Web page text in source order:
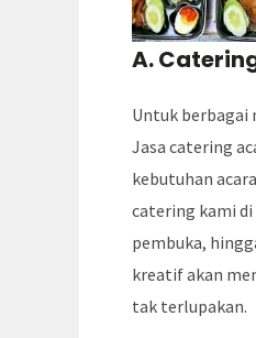
A.
Untuk berbagai
Jasa catering
kebutuhan
catering kami
pembuka,
kreatif akan
tak terlupakan.